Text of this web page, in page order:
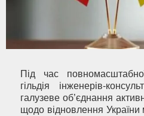
Під час
гільдія інженерів-
галузеве об’єднання
щодо відновлення України